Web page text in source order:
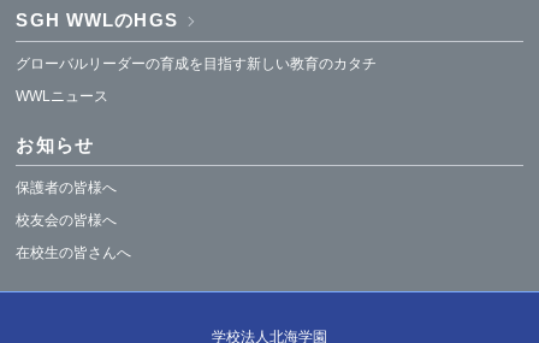
SGH WWLのHGS
グローバルリーダーの育成を目指す新しい教育のカタチ
WWLニュース
お知らせ
保護者の皆様へ
校友会の皆様へ
在校生の皆さんへ
学校法人北海学園